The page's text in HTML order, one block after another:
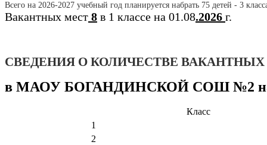
Всего на 2026-2027 учебный год планируется набрать 75 детей - 3
Вакантных мест 8 в 1 классе на 01.08.2026 г.
СВЕДЕНИЯ О КОЛИЧЕСТВЕ
в МАОУ БОГАНДИНСКОЙ СОШ №2 на
Класс
1
2